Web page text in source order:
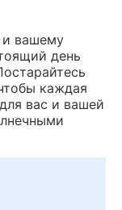
и вашему
день
каждая
вас и вашей